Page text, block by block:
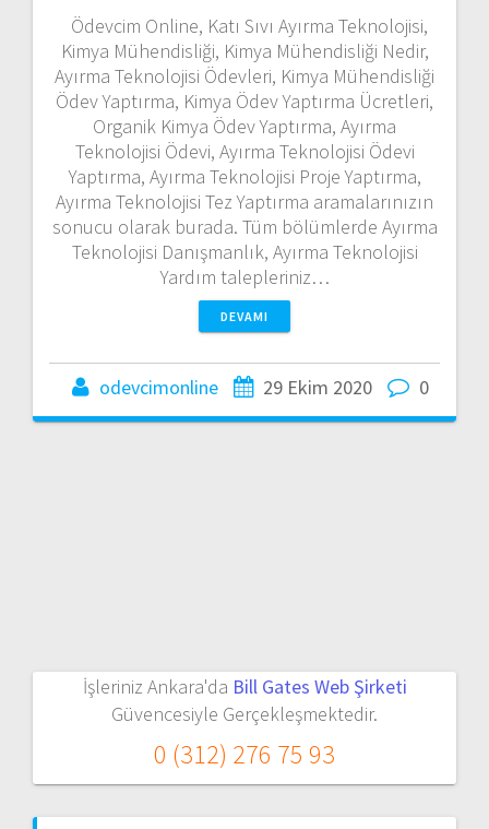
Ödevcim Online, Katı Sıvı Ayırma Teknolojisi,
Kimya Mühendisliği, Kimya Mühendisliği Nedir,
Ayırma Teknolojisi Ödevleri, Kimya Mühendisliği
Ödev Yaptırma, Kimya Ödev Yaptırma Ücretleri,
Organik Kimya Ödev Yaptırma, Ayırma
Teknolojisi Ödevi, Ayırma Teknolojisi Ödevi
Yaptırma, Ayırma Teknolojisi Proje Yaptırma,
Ayırma Teknolojisi Tez Yaptırma aramalarınızın
sonucu olarak burada. Tüm bölümlerde Ayırma
Teknolojisi Danışmanlık, Ayırma Teknolojisi
Yardım talepleriniz…
DEVAMI
odevcimonline 29 Ekim 2020 0
İşleriniz Ankara'da Bill Gates Web Şirketi
Güvencesiyle Gerçekleşmektedir.
0 (312) 276 75 93